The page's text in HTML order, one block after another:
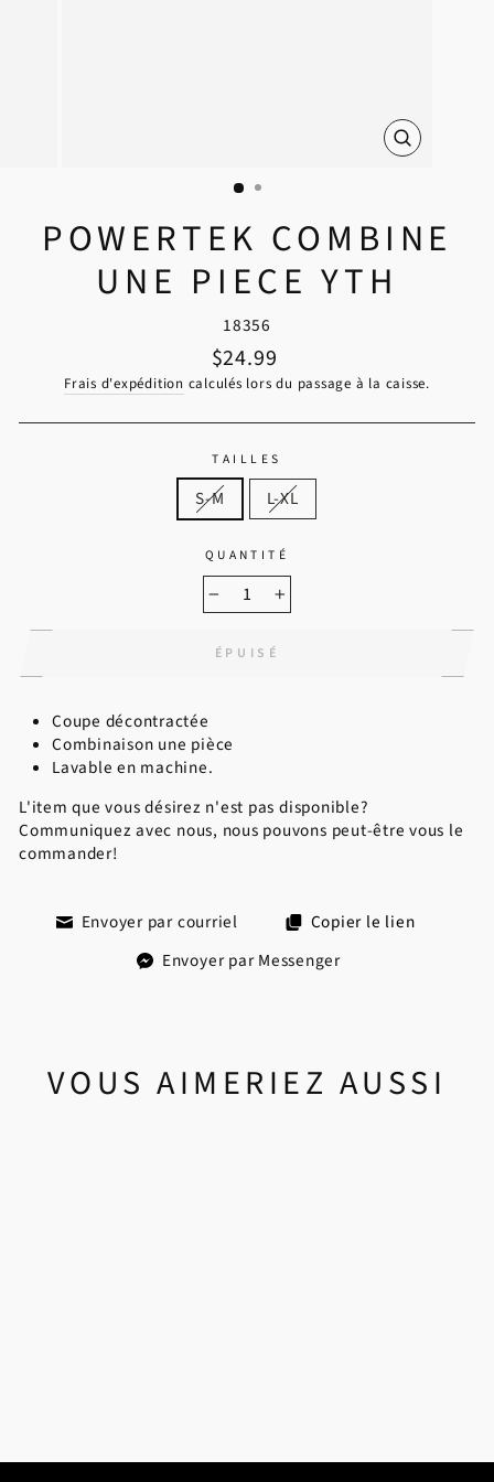
FERMER
POWERTEK COMBINE
UNE PIECE YTH
18356
Prix régulier
$24.99
Frais d'expédition calculés lors du passage à la caisse.
TAILLES
S-M L-XL
QUANTITÉ
− +
ÉPUISÉ
Coupe décontractée
Combinaison une pièce
Lavable en machine.
L'item que vous désirez n'est pas disponible?
Communiquez avec nous, nous pouvons peut-être vous le
commander!
Envoyer par courriel
Copier le lien
Envoyer par Messenger
VOUS AIMERIEZ AUSSI